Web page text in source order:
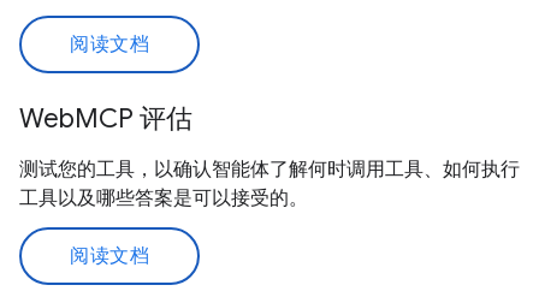
阅读文档
WebMCP 评估
测试您的工具，以确认智能体了解何时调用工具、如何执行
工具以及哪些答案是可以接受的。
阅读文档